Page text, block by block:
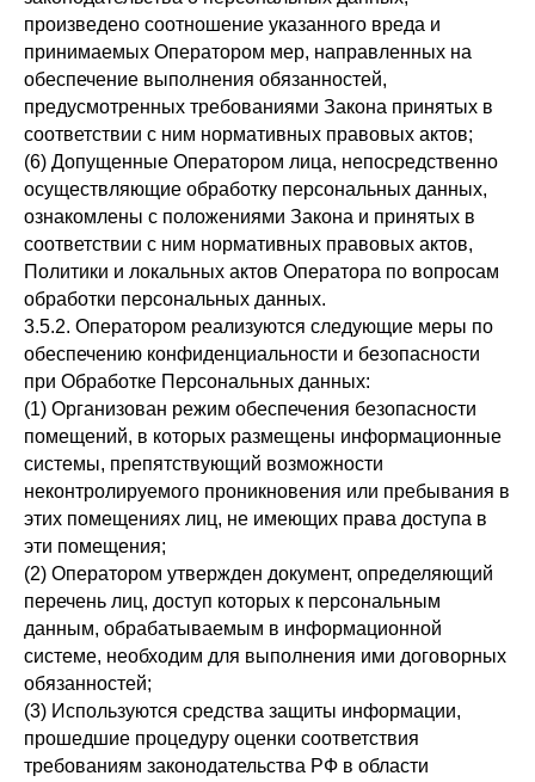
произведено соотношение указанного вреда и
принимаемых Оператором мер, направленных на
обеспечение выполнения обязанностей,
предусмотренных требованиями Закона принятых в
соответствии с ним нормативных правовых актов;
(6) Допущенные Оператором лица, непосредственно
осуществляющие обработку персональных данных,
ознакомлены с положениями Закона и принятых в
соответствии с ним нормативных правовых актов,
Политики и локальных актов Оператора по вопросам
обработки персональных данных.
3.5.2. Оператором реализуются следующие меры по
обеспечению конфиденциальности и безопасности
при Обработке Персональных данных:
(1) Организован режим обеспечения безопасности
помещений, в которых размещены информационные
системы, препятствующий возможности
неконтролируемого проникновения или пребывания в
этих помещениях лиц, не имеющих права доступа в
эти помещения;
(2) Оператором утвержден документ, определяющий
перечень лиц, доступ которых к персональным
данным, обрабатываемым в информационной
системе, необходим для выполнения ими договорных
обязанностей;
(3) Используются средства защиты информации,
прошедшие процедуру оценки соответствия
требованиям законодательства РФ в области